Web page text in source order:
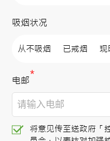
吸烟状况
从不吸烟 已戒烟 现
电邮*
将意见传至送政府「